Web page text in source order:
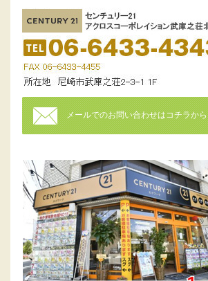
メールでのお問い合わせはコチラから